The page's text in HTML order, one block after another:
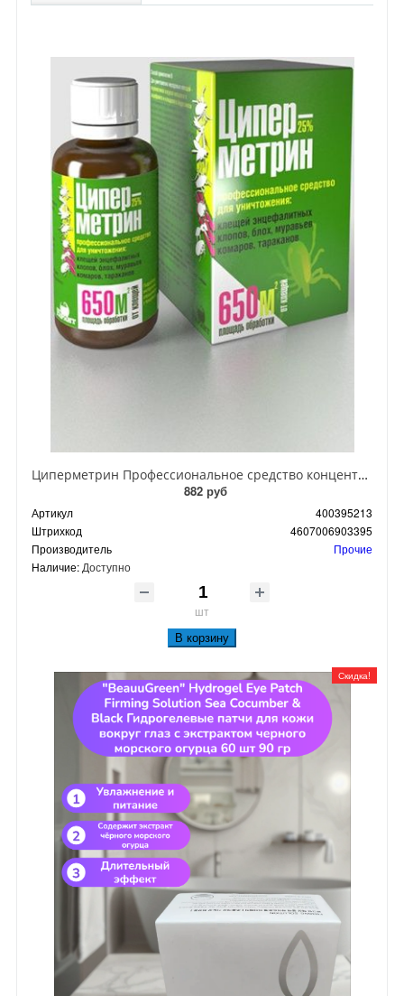
Циперметрин Профессиональное средство концентрат эмульсии 25% для уничтожения тараканов, мух,комаров, блох, клопов, муравьев, ос 50 мл
882 руб
Артикул
400395213
Штрихкод
4607006903395
Производитель
Прочие
Наличие: Доступно
шт
В корзину
Скидка!